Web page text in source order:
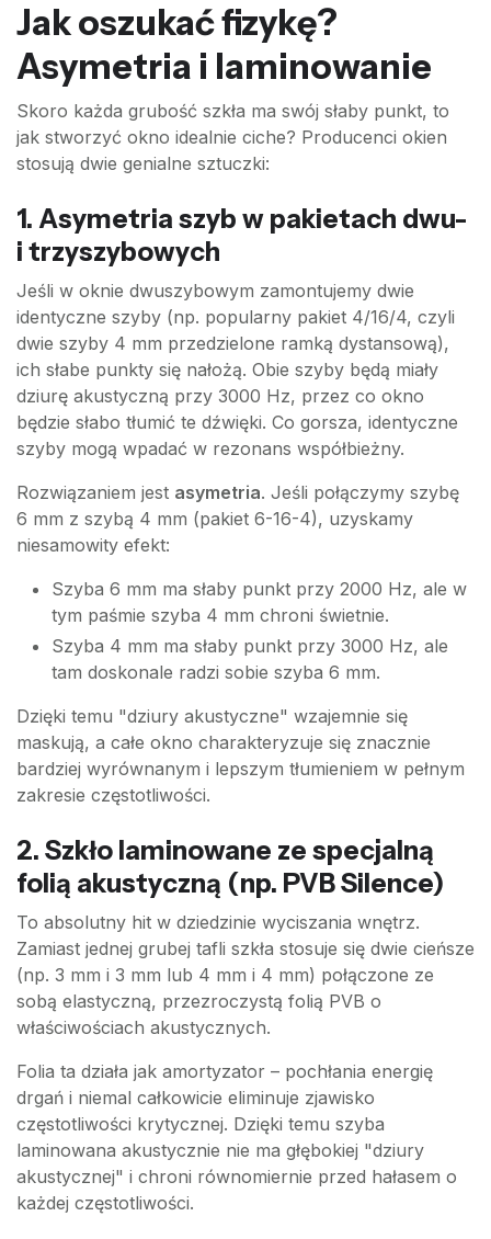
Jak oszukać fizykę?
Asymetria i laminowanie
Skoro każda grubość szkła ma swój słaby punkt, to
jak stworzyć okno idealnie ciche? Producenci okien
stosują dwie genialne sztuczki:
1. Asymetria szyb w pakietach dwu-
i trzyszybowych
Jeśli w oknie dwuszybowym zamontujemy dwie
identyczne szyby (np. popularny pakiet 4/16/4, czyli
dwie szyby 4 mm przedzielone ramką dystansową),
ich słabe punkty się nałożą. Obie szyby będą miały
dziurę akustyczną przy 3000 Hz, przez co okno
będzie słabo tłumić te dźwięki. Co gorsza, identyczne
szyby mogą wpadać w rezonans współbieżny.
Rozwiązaniem jest asymetria. Jeśli połączymy szybę
6 mm z szybą 4 mm (pakiet 6-16-4), uzyskamy
niesamowity efekt:
Szyba 6 mm ma słaby punkt przy 2000 Hz, ale w
tym paśmie szyba 4 mm chroni świetnie.
Szyba 4 mm ma słaby punkt przy 3000 Hz, ale
tam doskonale radzi sobie szyba 6 mm.
Dzięki temu "dziury akustyczne" wzajemnie się
maskują, a całe okno charakteryzuje się znacznie
bardziej wyrównanym i lepszym tłumieniem w pełnym
zakresie częstotliwości.
2. Szkło laminowane ze specjalną
folią akustyczną (np. PVB Silence)
To absolutny hit w dziedzinie wyciszania wnętrz.
Zamiast jednej grubej tafli szkła stosuje się dwie cieńsze
(np. 3 mm i 3 mm lub 4 mm i 4 mm) połączone ze
sobą elastyczną, przezroczystą folią PVB o
właściwościach akustycznych.
Folia ta działa jak amortyzator – pochłania energię
drgań i niemal całkowicie eliminuje zjawisko
częstotliwości krytycznej. Dzięki temu szyba
laminowana akustycznie nie ma głębokiej "dziury
akustycznej" i chroni równomiernie przed hałasem o
każdej częstotliwości.